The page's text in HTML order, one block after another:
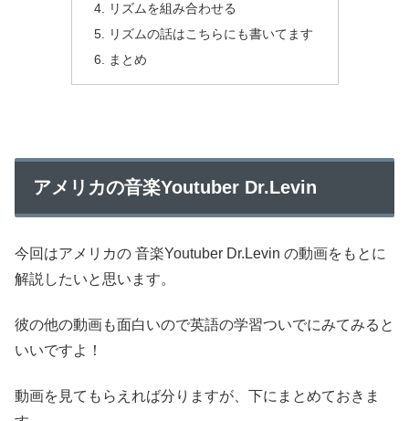
リズムを組み合わせる
リズムの話はこちらにも書いてます
まとめ
アメリカの音楽Youtuber Dr.Levin
今回はアメリカの 音楽Youtuber Dr.Levin の動画をもとに
解説したいと思います。
彼の他の動画も面白いので英語の学習ついでにみてみると
いいですよ！
動画を見てもらえれば分りますが、下にまとめておきま